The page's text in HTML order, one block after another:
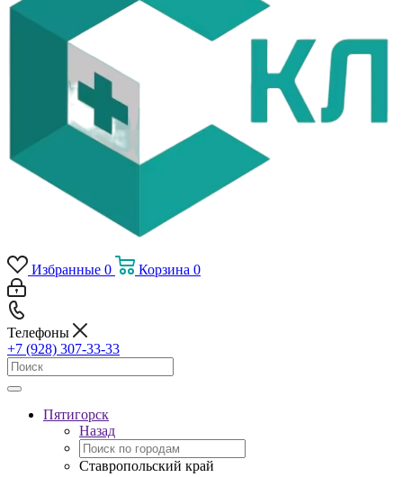
Избранные 0 Корзина 0
Телефоны
+7 (928) 307-33-33
Пятигорск
Назад
Ставропольский край